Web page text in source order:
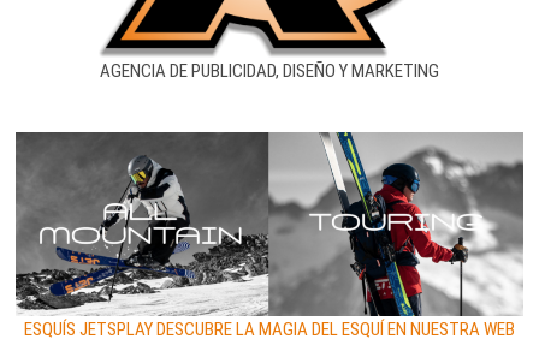
AGENCIA DE PUBLICIDAD, DISEÑO Y MARKETING
ESQUÍS JETSPLAY DESCUBRE LA MAGIA DEL ESQUÍ EN NUESTRA WEB